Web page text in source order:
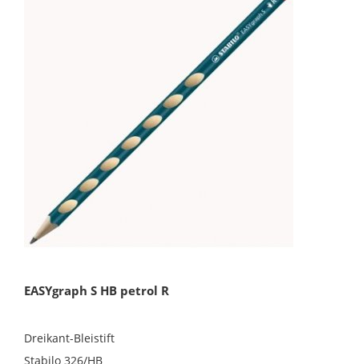
EASYgraph S HB petrol R
Dreikant-Bleistift
Stabilo 326/HB